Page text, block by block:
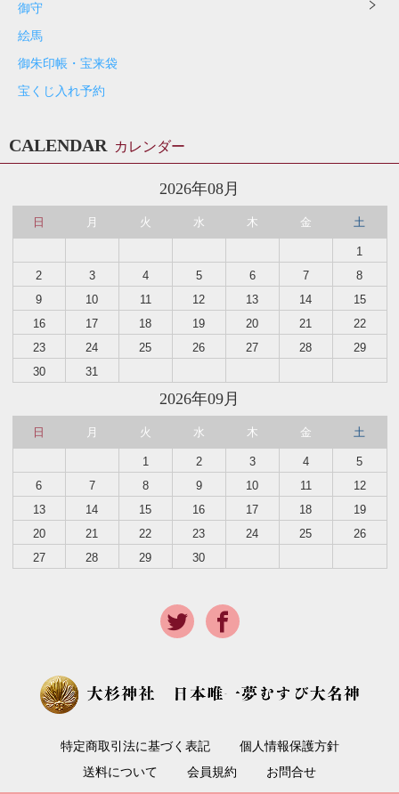
御守
絵馬
御朱印帳・宝来袋
宝くじ入れ予約
CALENDAR カレンダー
2026年08月
日 月 火 水 木 金 土
1
2
3 4 5 6 7
8
9
10 11 12 13 14
15
16
17 18 19 20 21
22
23
24 25 26 27 28
29
30
31
2026年09月
日 月 火 水 木 金 土
1 2 3 4
5
6
7 8 9 10 11
12
13
14 15 16 17 18
19
20
21 22 23 24 25
26
27
28 29 30
特定商取引法に基づく表記
個人情報保護方針
送料について
会員規約 お問合せ